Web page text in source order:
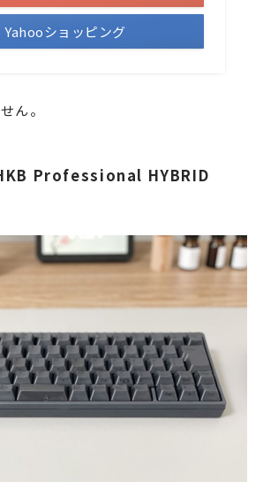
Yahooショッピング
ん。
Professional HYBRID